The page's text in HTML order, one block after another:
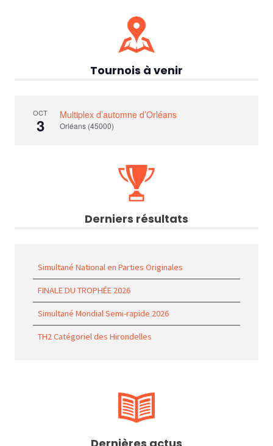
Tournois à venir
OCT
3
Multiplex d’automne d’Orléans
Orléans (45000)
Derniers résultats
Simultané National en Parties Originales
FINALE DU TROPHÉE 2026
Simultané Mondial Semi-rapide 2026
TH2 Catégoriel des Hirondelles